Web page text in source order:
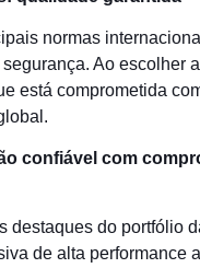
normas
Ao escolher
está comprometida
o confiável com
destaques do portfólio
de alta performance